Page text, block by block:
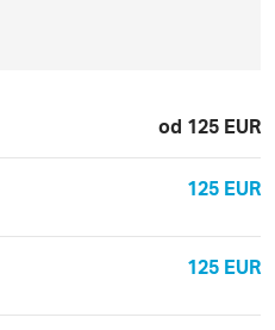
od 125 EUR
125 EUR
125 EUR